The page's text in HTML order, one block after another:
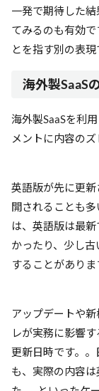
一発で期待した
てみるのも有効
とを指す別の表
海外製SaaS
海外製SaaSを利
メントに内容のズ
英語版が先に更
開されることも
は、英語版は最
かったり、少し
することがありま
アップデートや
レが実務に影響
更新日時です。
も、実際の内容